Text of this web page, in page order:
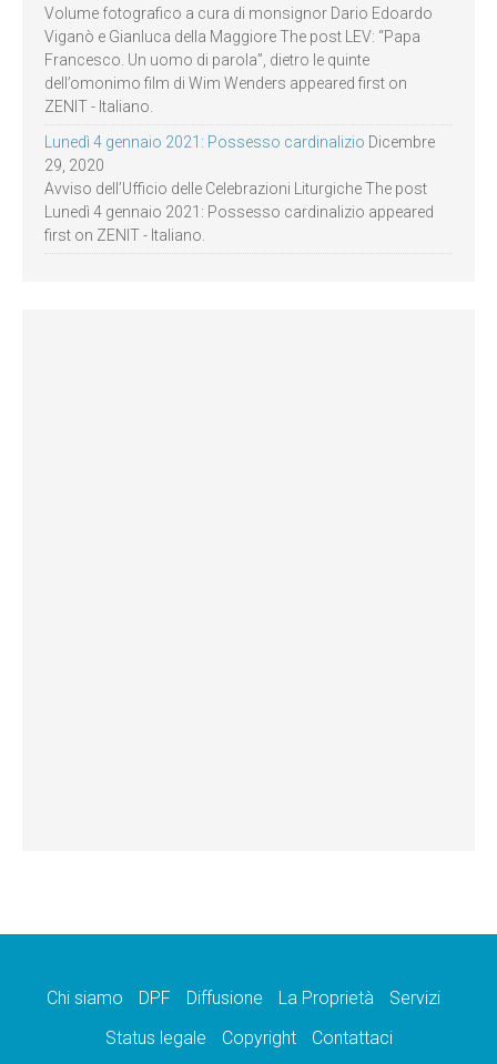
Volume fotografico a cura di monsignor Dario Edoardo
Viganò e Gianluca della Maggiore The post LEV: “Papa
Francesco. Un uomo di parola”, dietro le quinte
dell’omonimo film di Wim Wenders appeared first on
ZENIT - Italiano.
Lunedì 4 gennaio 2021: Possesso cardinalizio Dicembre
29, 2020
Avviso dell’Ufficio delle Celebrazioni Liturgiche The post
Lunedì 4 gennaio 2021: Possesso cardinalizio appeared
first on ZENIT - Italiano.
Chi siamo DPF Diffusione La Proprietà
Servizi
Status legale
Copyright Contattaci